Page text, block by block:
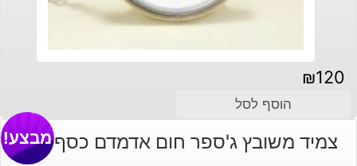
₪120
הוסף לסל
צמיד משובץ ג'ספר חום אדמדם כסף 925מבצע!